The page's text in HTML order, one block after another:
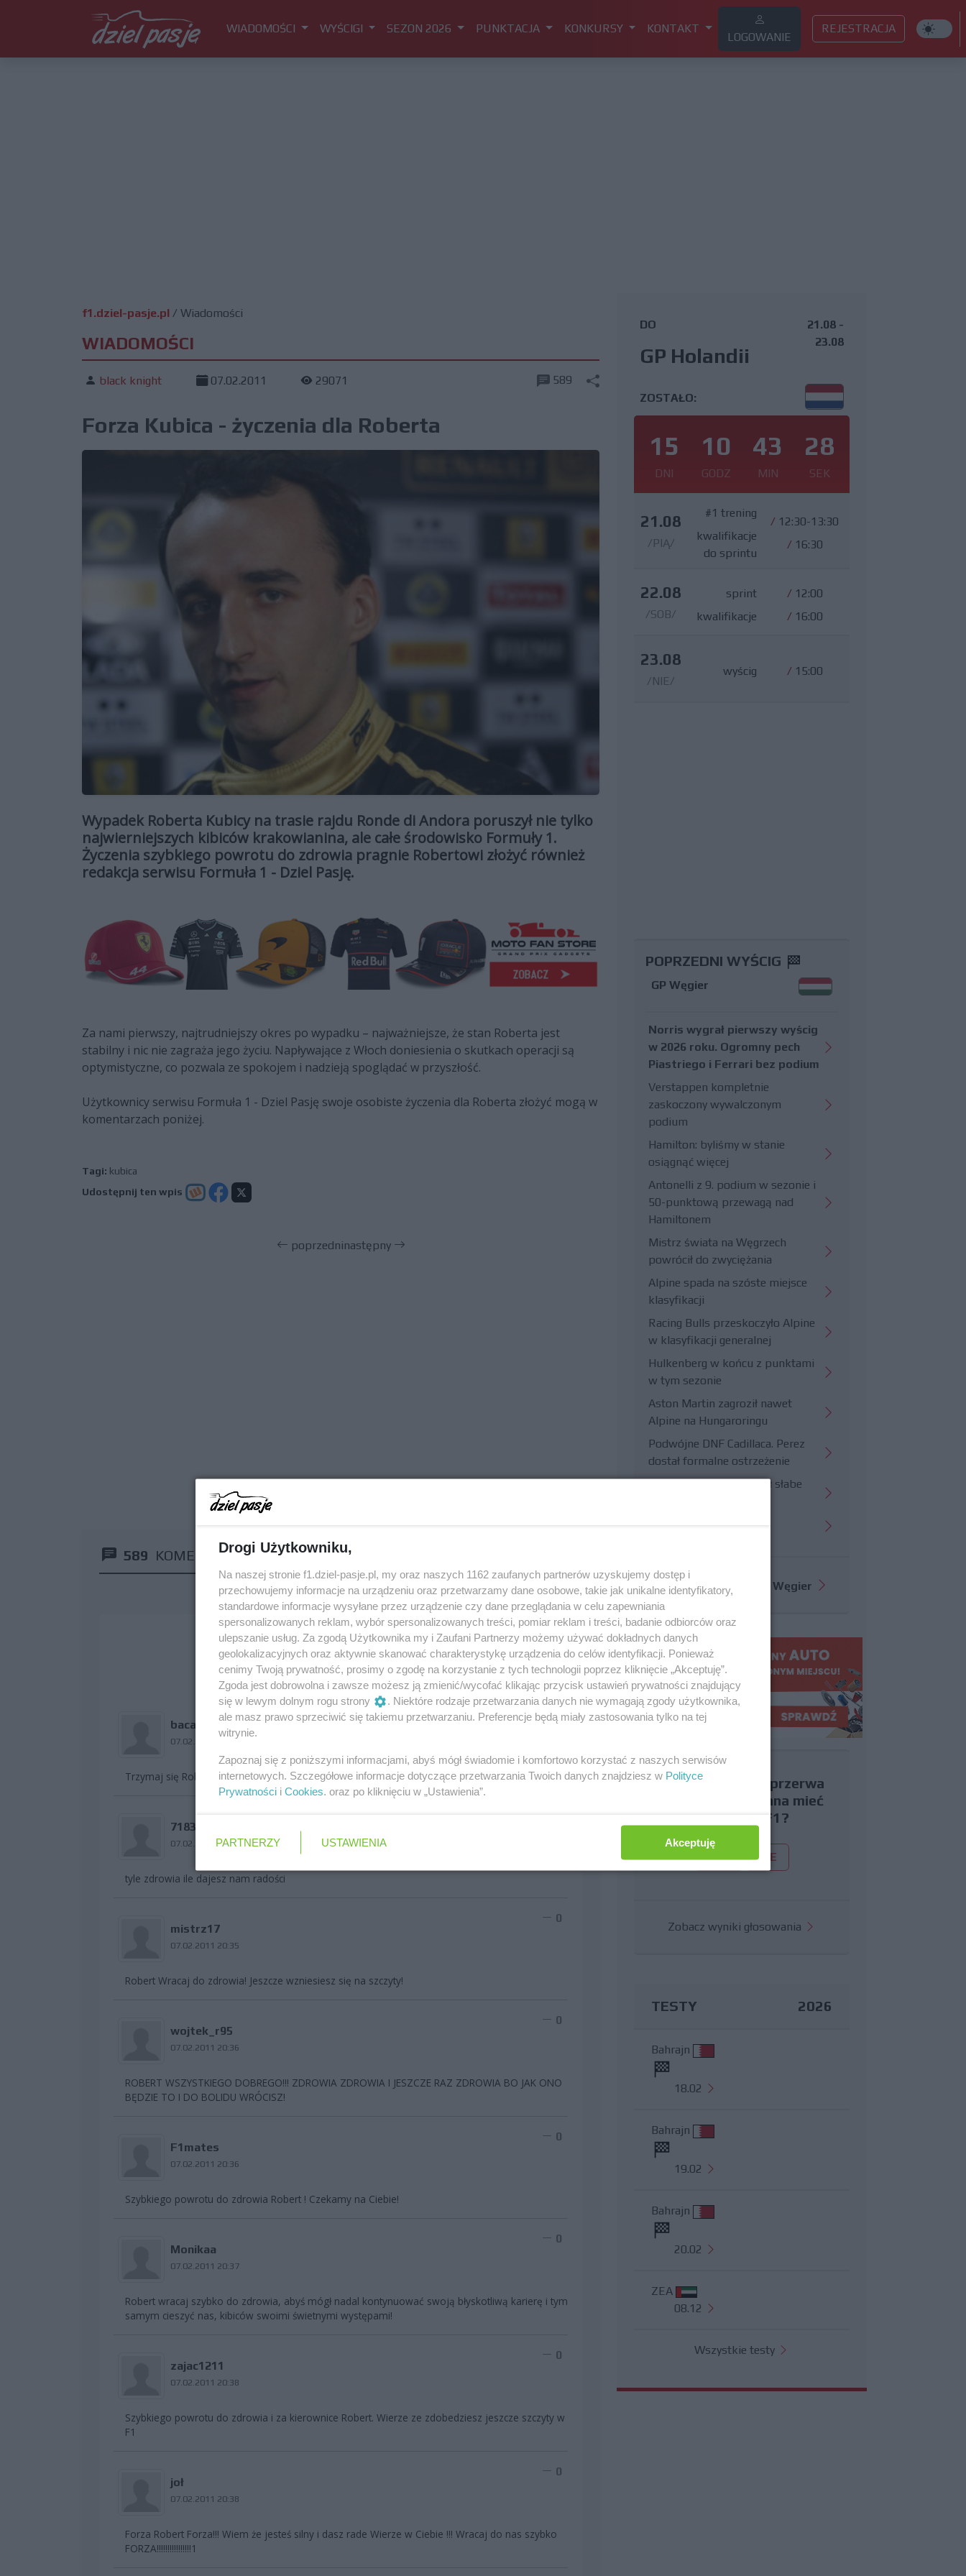
WIADOMOŚCI WYŚCIGI SEZON 2026 PUNKTACJA KONKURSY KONTAKT
LOGOWANIE
REJESTRACJA
f1.dziel-pasje.pl / Wiadomości
WIADOMOŚCI
black knight 07.02.2011 29071 589
Forza Kubica - życzenia dla Roberta
Wypadek Roberta Kubicy na trasie rajdu Ronde di Andora poruszył nie tylko
najwierniejszych kibiców krakowianina, ale całe środowisko Formuły 1.
Życzenia szybkiego powrotu do zdrowia pragnie Robertowi złożyć również
redakcja serwisu Formuła 1 - Dziel Pasję.
Za nami pierwszy, najtrudniejszy okres po wypadku – najważniejsze, że stan Roberta jest
stabilny i nic nie zagraża jego życiu. Napływające z Włoch doniesienia o skutkach operacji są
optymistyczne, co pozwala ze spokojem i nadzieją spoglądać w przyszłość.
Użytkownicy serwisu Formuła 1 - Dziel Pasję swoje osobiste życzenia dla Roberta złożyć mogą w
komentarzach poniżej.
Tagi: kubica
Udostępnij ten wpis
poprzedninastępny
589 KOMENTARZY
« Poprzednia 1 2 Następna »
bacardi2
07.02.2011 20:34
0
Trzymaj się Robert! Szybkiego powrotu do zdrowia! Trzymam kciuki za Ciebie!
71830
07.02.2011 20:35
tyle zdrowia ile dajesz nam radości
mistrz17
07.02.2011 20:35
0
Robert Wracaj do zdrowia! Jeszcze wzniesiesz się na szczyty!
wojtek_r95
07.02.2011 20:36
0
ROBERT WSZYSTKIEGO DOBREGO!!! ZDROWIA ZDROWIA I JESZCZE RAZ ZDROWIA BO JAK ONO
BĘDZIE TO I DO BOLIDU WRÓCISZ!
F1mates
07.02.2011 20:36
0
Szybkiego powrotu do zdrowia Robert ! Czekamy na Ciebie!
Monikaa
07.02.2011 20:37
0
Robert wracaj szybko do zdrowia, abyś mógł nadal kontynuować swoją błyskotliwą karierę i tym
samym cieszyć nas, kibiców swoimi świetnymi występami!
zajac1211
07.02.2011 20:38
0
Szybkiego powrotu do zdrowia i za kierownice Robert. Wierze ze zdobedziesz jeszcze szczyty w
F1
joł
07.02.2011 20:38
0
Forza Robert Forza!!! Wiem że jesteś silny i dasz rade Wierze w Ciebie !!! Wracaj do nas szybko
FORZA!!!!!!!!!!!!!!!!1
DO
GP Holandii
21.08 -
23.08
ZOSTAŁO:
15
DNI
10
GODZ
43
MIN
27
SEK
21.08
/PIĄ/
#1 trening
kwalifikacje
do sprintu
/ 12:30-13:30
/ 16:30
22.08
/SOB/
sprint
kwalifikacje
/ 12:00
/ 16:00
23.08
/NIE/
wyścig / 15:00
POPRZEDNI WYŚCIG
GP Węgier
Norris wygrał pierwszy wyścig
w 2026 roku. Ogromny pech
Piastriego i Ferrari bez podium
Verstappen kompletnie
zaskoczony wywalczonym
podium
Hamilton: byliśmy w stanie
osiągnąć więcej
Antonelli z 9. podium w sezonie i
50-punktową przewagą nad
Hamiltonem
Mistrz świata na Węgrzech
powrócił do zwyciężania
Alpine spada na szóste miejsce
klasyfikacji
Racing Bulls przeskoczyło Alpine
w klasyfikacji generalnej
Hulkenberg w końcu z punktami
w tym sezonie
Aston Martin zagroził nawet
Alpine na Hungaroringu
Podwójne DNF Cadillaca. Perez
dostał formalne ostrzeżenie
Hungaroring potwierdził słabe
Więcej informacji o GP Węgier
Czy uważasz, że przerwa
wakacyjna powinna mieć
miejsce w F1?
TAK NIE
Zobacz wyniki głosowania
TESTY 2026
Bahrajn
18.02
Bahrajn
19.02
Bahrajn
20.02
ZEA
08.12
Wszystkie testy
Drogi Użytkowniku,
Na naszej stronie f1.dziel-pasje.pl, my oraz naszych 1162 zaufanych partnerów uzyskujemy dostęp i
przechowujemy informacje na urządzeniu oraz przetwarzamy dane osobowe, takie jak unikalne identyfikatory,
standardowe informacje wysyłane przez urządzenie czy dane przeglądania w celu zapewniania
spersonalizowanych reklam, wybór spersonalizowanych treści, pomiar reklam i treści, badanie odbiorców oraz
ulepszanie usług. Za zgodą Użytkownika my i Zaufani Partnerzy możemy używać dokładnych danych
geolokalizacyjnych oraz aktywnie skanować charakterystykę urządzenia do celów identyfikacji. Ponieważ
cenimy Twoją prywatność, prosimy o zgodę na korzystanie z tych technologii poprzez kliknięcie „Akceptuję”.
Zgoda jest dobrowolna i zawsze możesz ją zmienić/wycofać klikając przycisk ustawień prywatności znajdujący
się w lewym dolnym rogu strony
. Niektóre rodzaje przetwarzania danych nie wymagają zgody użytkownika,
ale masz prawo sprzeciwić się takiemu przetwarzaniu. Preferencje będą miały zastosowania tylko na tej
witrynie.
Zapoznaj się z poniższymi informacjami, abyś mógł świadomie i komfortowo korzystać z naszych serwisów
internetowych. Szczegółowe informacje dotyczące przetwarzania Twoich danych znajdziesz w Polityce
Prywatności i Cookies. oraz po kliknięciu w „Ustawienia”.
PARTNERZY USTAWIENIA Akceptuję